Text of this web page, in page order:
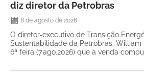
diz diretor da Petrobras
8 de agosto de 2026
O diretor-executivo de Transição
Sustentabilidade da Petrobras, William
6ª feira (7.ago.2026) que a venda